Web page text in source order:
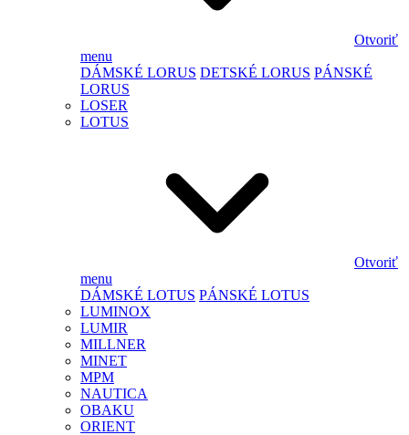
Otvoriť
menu
DÁMSKÉ LORUS DETSKÉ LORUS PÁNSKÉ
LORUS
LOSER
LOTUS
Otvoriť
menu
DÁMSKÉ LOTUS PÁNSKÉ LOTUS
LUMINOX
LUMIR
MILLNER
MINET
MPM
NAUTICA
OBAKU
ORIENT